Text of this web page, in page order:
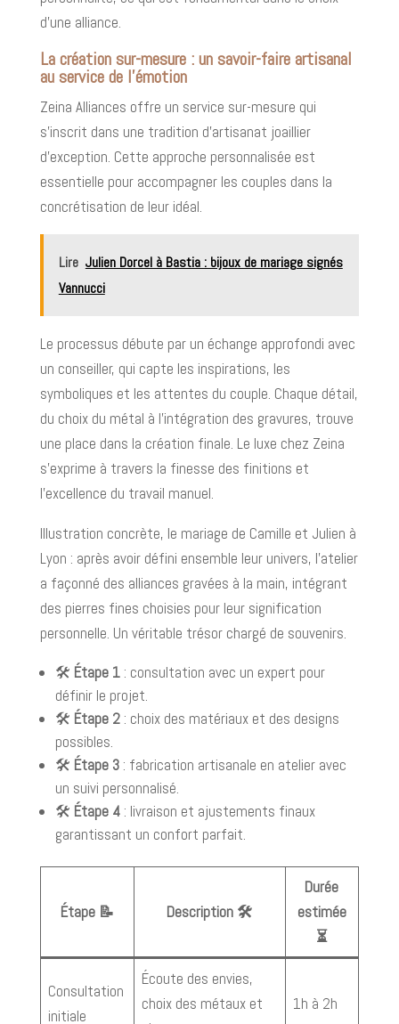
d’une alliance.
La création sur-mesure : un savoir-faire artisanal
au service de l’émotion
Zeina Alliances offre un service sur-mesure qui
s’inscrit dans une tradition d’artisanat joaillier
d’exception. Cette approche personnalisée est
essentielle pour accompagner les couples dans la
concrétisation de leur idéal.
Lire Julien Dorcel à Bastia : bijoux de mariage signés
Vannucci
Le processus débute par un échange approfondi avec
un conseiller, qui capte les inspirations, les
symboliques et les attentes du couple. Chaque détail,
du choix du métal à l’intégration des gravures, trouve
une place dans la création finale. Le luxe chez Zeina
s’exprime à travers la finesse des finitions et
l’excellence du travail manuel.
Illustration concrète, le mariage de Camille et Julien à
Lyon : après avoir défini ensemble leur univers, l’atelier
a façonné des alliances gravées à la main, intégrant
des pierres fines choisies pour leur signification
personnelle. Un véritable trésor chargé de souvenirs.
🛠️ Étape 1: consultation avec un expert pour
définir le projet.
🛠️ Étape 2: choix des matériaux et des designs
possibles.
🛠️ Étape 3: fabrication artisanale en atelier avec
un suivi personnalisé.
🛠️ Étape 4: livraison et ajustements finaux
garantissant un confort parfait.
Étape 📝 Description 🛠️
Durée
estimée
⏳
Consultation
initiale
Écoute des envies,
choix des métaux et
1h à 2h